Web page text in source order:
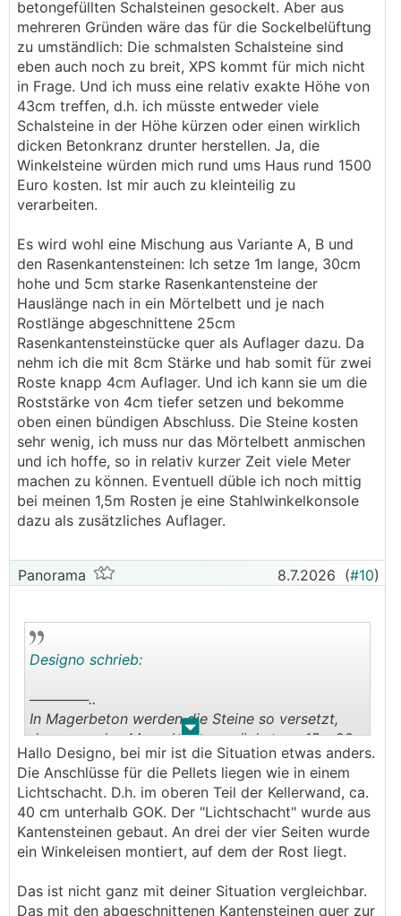
betongefüllten Schalsteinen gesockelt. Aber aus
mehreren Gründen wäre das für die Sockelbelüftung
zu umständlich: Die schmalsten Schalsteine sind
eben auch noch zu breit, XPS kommt für mich nicht
in Frage. Und ich muss eine relativ exakte Höhe von
43cm treffen, d.h. ich müsste entweder viele
Schalsteine in der Höhe kürzen oder einen wirklich
dicken Betonkranz drunter herstellen. Ja, die
Winkelsteine würden mich rund ums Haus rund 1500
Euro kosten. Ist mir auch zu kleinteilig zu
verarbeiten.
Es wird wohl eine Mischung aus Variante A, B und
den Rasenkantensteinen: Ich setze 1m lange, 30cm
hohe und 5cm starke Rasenkantensteine der
Hauslänge nach in ein Mörtelbett und je nach
Rostlänge abgeschnittene 25cm
Rasenkantensteinstücke quer als Auflager dazu. Da
nehm ich die mit 8cm Stärke und hab somit für zwei
Roste knapp 4cm Auflager. Und ich kann sie um die
Roststärke von 4cm tiefer setzen und bekomme
oben einen bündigen Abschluss. Die Steine kosten
sehr wenig, ich muss nur das Mörtelbett anmischen
und ich hoffe, so in relativ kurzer Zeit viele Meter
machen zu können. Eventuell düble ich noch mittig
bei meinen 1,5m Rosten je eine Stahlwinkelkonsole
dazu als zusätzliches Auflager.
Panorama 8.7.2026 (#10)
. .
Designo schrieb:
──────..
In Magerbeton werden die Steine so versetzt,
dass man den Magerbeton zunächst ca. 15 - 20
cm als länglichen Haufen (wie im Spargelanbau)
aufbringt, die Randsteine setzt und mit dem
Gummihammer solange klopft, bis man die
korrekte (durch eine Schnur vorgegebene) Höhe
erreicht hat. Im Anschluss wird noch seitlich mit
Magerbeton ein wenig angefüllt.
Hallo Designo, bei mir ist die Situation etwas anders.
Die Anschlüsse für die Pellets liegen wie in einem
Lichtschacht. D.h. im oberen Teil der Kellerwand, ca.
40 cm unterhalb GOK. Der "Lichtschacht" wurde aus
Kantensteinen gebaut. An drei der vier Seiten wurde
ein Winkeleisen montiert, auf dem der Rost liegt.
Das ist nicht ganz mit deiner Situation vergleichbar.
Das mit den abgeschnittenen Kantensteinen quer zur